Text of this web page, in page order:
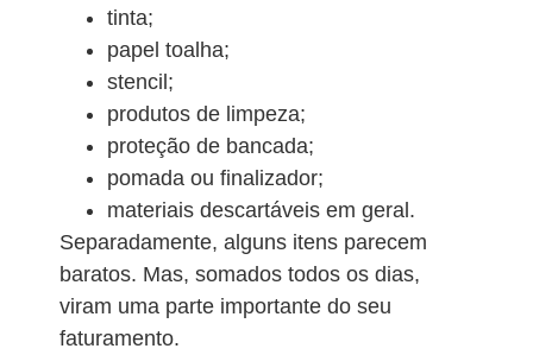
tinta;
papel toalha;
stencil;
produtos de limpeza;
proteção de bancada;
pomada ou finalizador;
materiais descartáveis em geral.
Separadamente, alguns itens parecem
baratos. Mas, somados todos os dias,
viram uma parte importante do seu
faturamento.